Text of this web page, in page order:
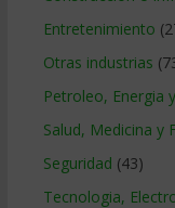
Entretenimiento
Otras industrias
Petroleo, Energia
Salud, Medicina y
Seguridad (43)
Tecnologia,